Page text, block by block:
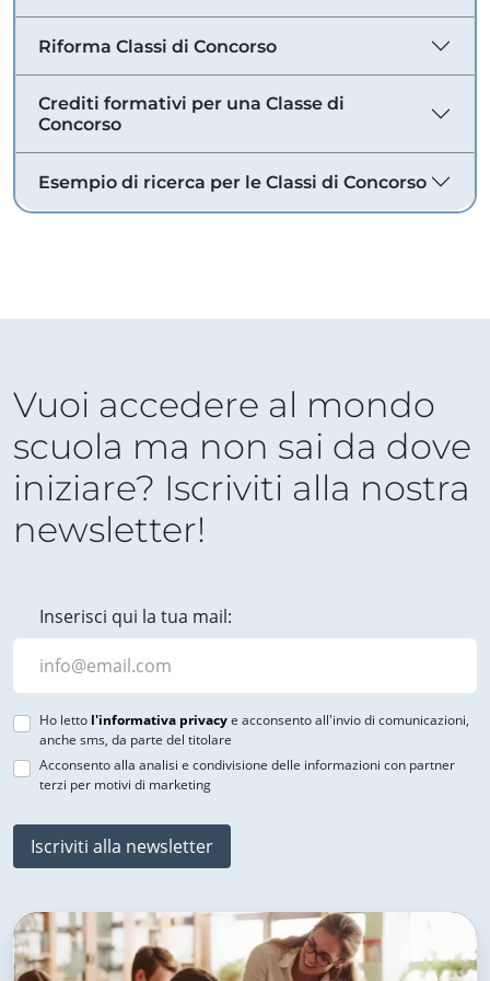
Riforma Classi di Concorso
Crediti formativi per una Classe di
Concorso
Esempio di ricerca per le Classi di Concorso
Vuoi accedere al mondo
scuola ma non sai da dove
iniziare? Iscriviti alla nostra
newsletter!
Inserisci qui la tua mail:
Ho letto l'informativa privacye acconsento all'invio di comunicazioni,
anche sms, da parte del titolare
Acconsento alla analisi e condivisione delle informazioni con partner
terzi per motivi di marketing
Iscriviti alla newsletter